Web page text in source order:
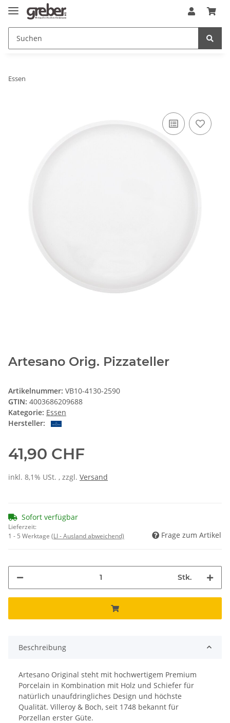
Essen
Artesano Orig. Pizzateller
Artikelnummer: VB10-4130-2590
GTIN: 4003686209688
Kategorie: Essen
Hersteller:
41,90 CHF
inkl. 8,1% USt. , zzgl. Versand
Sofort verfügbar
Lieferzeit:
1 - 5 Werktage (LI - Ausland abweichend) Frage zum Artikel
Stk.
Beschreibung
Artesano Original steht mit hochwertigem Premium
Porcelain in Kombination mit Holz und Schiefer für
natürlich unaufdringliches Design und höchste
Qualität. Villeroy & Boch, seit 1748 bekannt für
Porzellan erster Güte.